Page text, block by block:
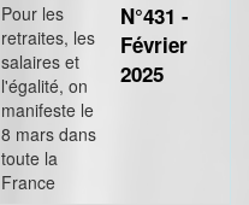
Pour les
retraites, les
salaires et
l'égalité, on
manifeste le
8 mars dans
toute la
France
N°431 -
Février
2025